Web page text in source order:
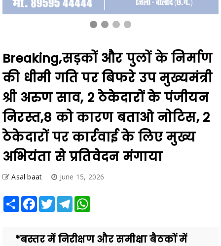
Breaking,सड़कों और पुलों के निर्माण
की धीमी गति पर बिफरे उप मुख्यमंत्री
श्री अरुण साव, 2 ठेकेदारों के पंजीयन
निरस्त,8 को कारण बताओ नोटिस, 2
ठेकेदारों पर कार्रवाई के लिए मुख्य
अभियंता से प्रतिवेदन मंगाया
Asal baat June 15, 2026
Share Facebook
Twitter Telegram
*बस्तर में निरीक्षण और समीक्षा बैठकों में